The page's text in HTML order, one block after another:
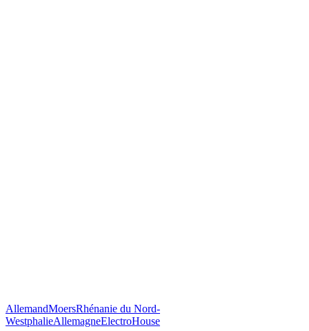
AllemandMoersRhénanie du Nord-
WestphalieAllemagneElectroHouse